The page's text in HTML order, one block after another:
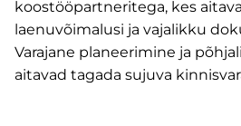
koostööpartneritega, kes
laenuvõimalusi ja vajalikku
Varajane planeerimine ja
aitavad tagada sujuva